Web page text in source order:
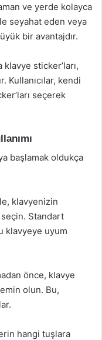
ve yerde kolayca
seyahat eden veya
bir avantajdır.
sticker’ları,
Kullanıcılar, kendi
seçerek
başlamak oldukça
klavyenizin
Standart
klavyeye uyum
önce, klavye
olun. Bu,
hangi tuşlara